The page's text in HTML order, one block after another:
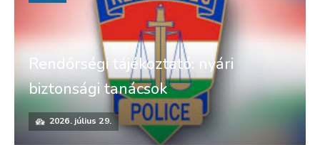
Rendőrségi tájékoztató: nyári
biztonsági tanácsok
2026. július 29.